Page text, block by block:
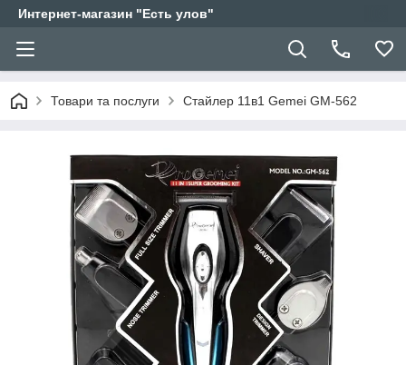
Интернет-магазин "Есть улов"
Товари та послуги Стайлер 11в1 Gemei GM-562